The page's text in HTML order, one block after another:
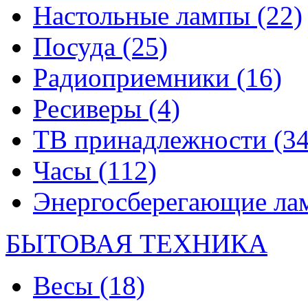
Настольные лампы (22)
Посуда (25)
Радиоприемники (16)
Ресиверы (4)
ТВ принадлежности
Часы (112)
Энергосберегающие
БЫТОВАЯ ТЕХНИКА
Весы (18)